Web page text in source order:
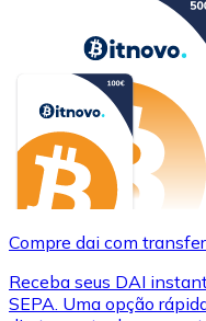
Compre dai com
Receba seus DAI
SEPA. Uma opção